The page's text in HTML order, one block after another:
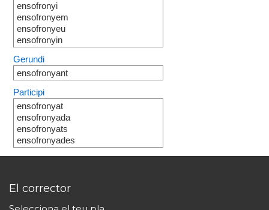
ensofronyi
ensofronyem
ensofronyeu
ensofronyin
Gerundi
ensofronyant
Participi
ensofronyat
ensofronyada
ensofronyats
ensofronyades
El corrector